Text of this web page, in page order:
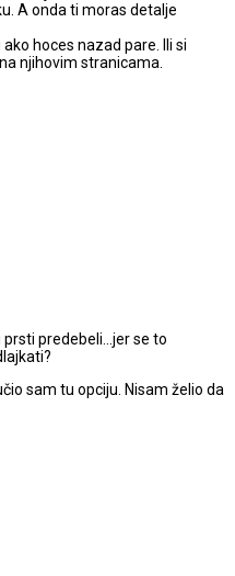
A onda ti moras detalje
hoces nazad pare. Ili si
njihovim stranicama.
predebeli...jer se to
sam tu opciju. Nisam želio da